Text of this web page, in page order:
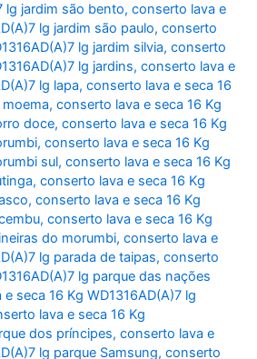
lg jardim são bento,conserto lava e
lg jardim são paulo,conserto
lg jardim silvia,conserto
lg jardins,conserto lava e
lg lapa,conserto lava e seca 16
moema,conserto lava e seca 16 Kg
doce,conserto lava e seca 16 Kg
,conserto lava e seca 16 Kg
sul,conserto lava e seca 16 Kg
,conserto lava e seca 16 Kg
,conserto lava e seca 16 Kg
,conserto lava e seca 16 Kg
do morumbi,conserto lava e
lg parada de taipas,conserto
lg parque das nações
seca 16 Kg WD1316AD(A)7 lg
lava e seca 16 Kg
dos príncipes,conserto lava e
lg parque Samsung,conserto